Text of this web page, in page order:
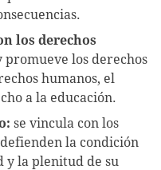
los derechos
promueve los derechos
humanos, el
a la educación.
se vincula con los
la condición
y la plenitud de su